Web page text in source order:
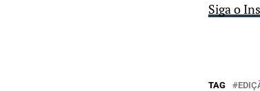
Siga o
TAG